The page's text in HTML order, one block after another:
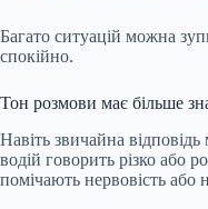
Багато ситуацій можна
спокійно.
Тон розмови має більше
Навіть звичайна
водій говорить різко або
помічають нервовість або